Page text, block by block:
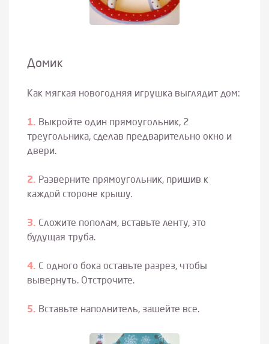
Домик
Как мягкая новогодняя игрушка выглядит дом:
Выкройте один прямоугольник, 2
треугольника, сделав предварительно окно и
двери.
Разверните прямоугольник, пришив к
каждой стороне крышу.
Сложите пополам, вставьте ленту, это
будущая труба.
С одного бока оставьте разрез, чтобы
вывернуть. Отстрочите.
Вставьте наполнитель, зашейте все.